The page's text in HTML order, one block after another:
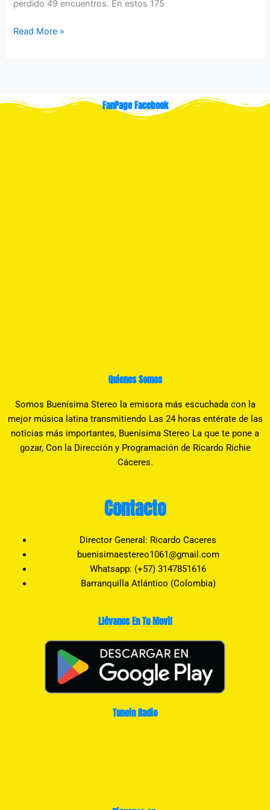
perdido 49 encuentros. En estos 175
Read More »
FanPage Facebook
Quienes Somos
Somos Buenísima Stereo la emisora más escuchada con la
mejor música latina transmitiendo Las 24 horas entérate de las
noticias más importantes, Buenísima Stereo La que te pone a
gozar, Con la Dirección y Programación de Ricardo Richie
Cáceres.
Contacto
Director General: Ricardo Caceres
buenisimaestereo1061@gmail.com
Whatsapp: (+57) 3147851616
Barranquilla Atlántico (Colombia)
Llévanos En Tu Movil
Tunein Radio